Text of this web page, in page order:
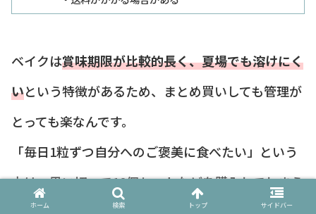
ベイクは賞味期限が比較的長く、夏場でも溶けにく
いという特徴があるため、まとめ買いしても管理が
とっても楽なんです。
「毎日1粒ずつ自分へのご褒美に食べたい」という
方は、思い切って10個セットなどを購入してしまう
ホーム 検索 トップ サイドバー